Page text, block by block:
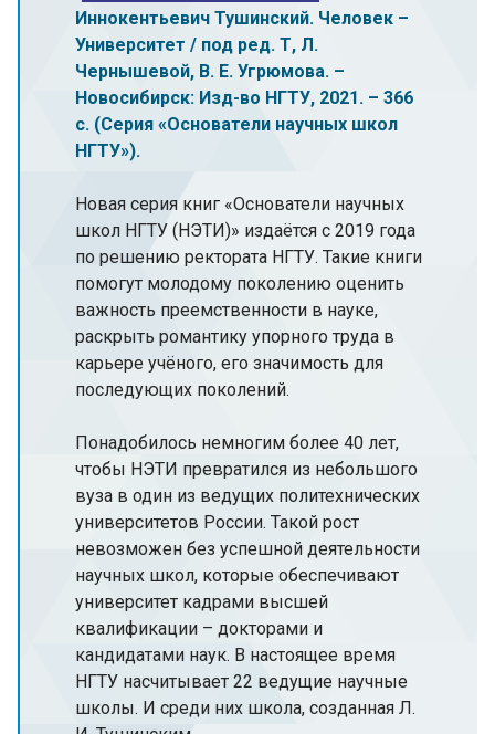
Иннокентьевич Тушинский. Человек –
Университет / под ред. Т, Л.
Чернышевой, В. Е. Угрюмова. –
Новосибирск: Изд-во НГТУ, 2021. – 366
с. (Серия «Основатели научных школ
НГТУ»).
Новая серия книг «Основатели научных
школ НГТУ (НЭТИ)» издаётся с 2019 года
по решению ректората НГТУ. Такие книги
помогут молодому поколению оценить
важность преемственности в науке,
раскрыть романтику упорного труда в
карьере учёного, его значимость для
последующих поколений.
Понадобилось немногим более 40 лет,
чтобы НЭТИ превратился из небольшого
вуза в один из ведущих политехнических
университетов России. Такой рост
невозможен без успешной деятельности
научных школ, которые обеспечивают
университет кадрами высшей
квалификации – докторами и
кандидатами наук. В настоящее время
НГТУ насчитывает 22 ведущие научные
школы. И среди них школа, созданная Л.